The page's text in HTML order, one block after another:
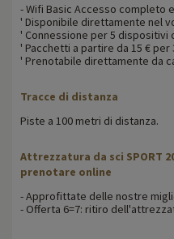
- Wifi Basic Accesso completo
' Disponibile direttamente nel
' Connessione per 5
' Pacchetti a partire da 15 € per
' Prenotabile direttamente da
Tracce di distanza
Piste a 100 metri di distanza.
Attrezzatura da sci SPORT
prenotare online
- Approfittate delle nostre
- Offerta 6=7: ritiro